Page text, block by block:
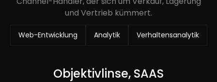
und Vertrieb kümmert.
Web-Entwicklung Analytik Verhaltensanalytik
Objektivlinse, SAAS